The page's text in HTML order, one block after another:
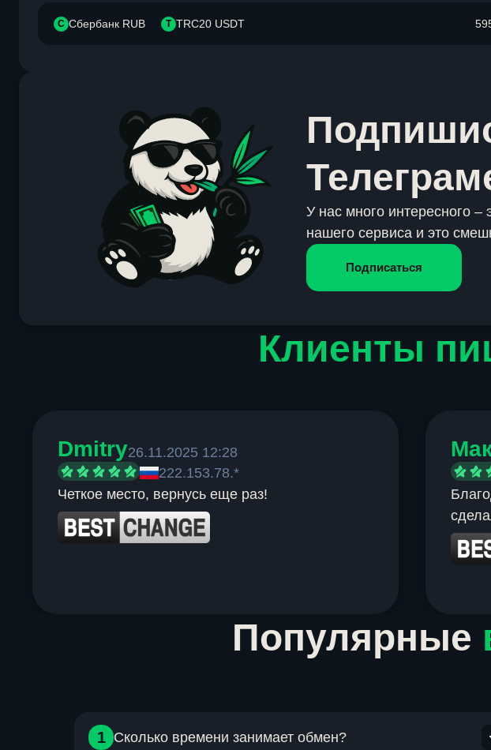
С Сбербанк RUB T TRC20 USDT
У нас много интересного –
нашего сервиса и это
Подписаться
Клиенты
Dmitry26.11.2025 12:28
222.153.78.*
Четкое место, вернусь еще раз!
Популярные
1 Сколько времени занимает обмен?